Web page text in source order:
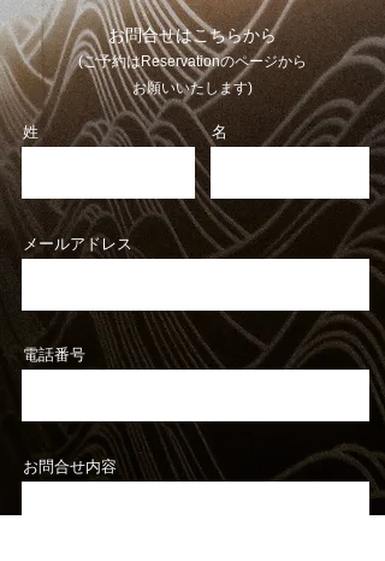
お問合せはこちらから
(ご予約はReservationのページから
お願いいたします)
姓 名
メールアドレス
電話番号
お問合せ内容